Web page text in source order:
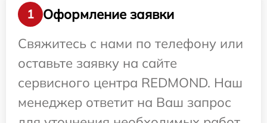
1
Оформление заявки
Свяжитесь с нами по телефону или
оставьте заявку на сайте
сервисного центра REDMOND. Наш
менеджер ответит на Ваш запрос